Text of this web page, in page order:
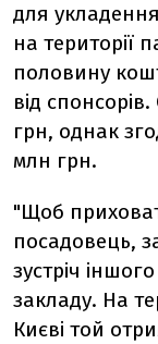
для
на території
половину
від
грн, однак
млн грн.
"Щоб
посадовець,
зустріч
закладу. На
Києві той